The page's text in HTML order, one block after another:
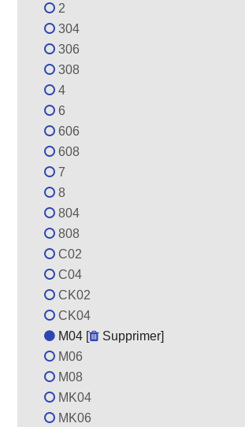
2
304
306
308
4
6
606
608
7
8
804
808
C02
C04
CK02
CK04
M04 [
Supprimer]
M06
M08
MK04
MK06